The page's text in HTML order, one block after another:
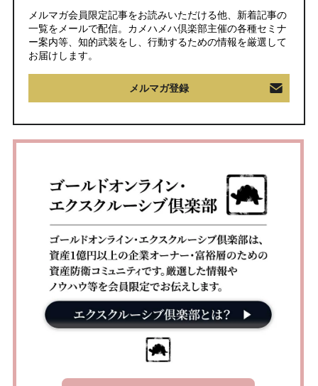
メルマガ会員限定記事をお読みいただける他、新着記事の
一覧をメールで配信。カメハメハ倶楽部主催の各種セミナ
ー案内等、知的武装をし、行動するための情報を厳選して
お届けします。
メルマガ登録